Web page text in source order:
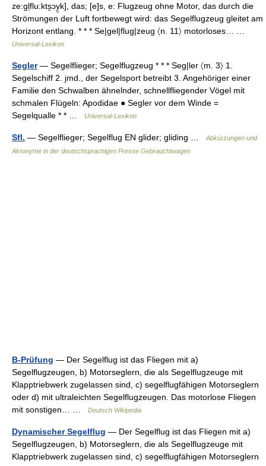
ze:gl̩flu:kts̮ɔy̮k], das; [e]s, e: Flugzeug ohne Motor, das durch die
Strömungen der Luft fortbewegt wird: das Segelflugzeug gleitet am
Horizont entlang. * * * Se|gel|flug|zeug 〈n. 11〉 motorloses… …
Universal-Lexikon
Segler— Segelflieger; Segelflugzeug * * * Seg|ler 〈m. 3〉 1.
Segelschiff 2. jmd., der Segelsport betreibt 3. Angehöriger einer
Familie den Schwalben ähnelnder, schnellfliegender Vögel mit
schmalen Flügeln: Apodidae ● Segler vor dem Winde =
Segelqualle * * …
Universal-Lexikon
Sfl. — Segelflieger; Segelflug EN glider; gliding …
Abkürzungen und
Akronyme in der deutschsprachigen Presse Gebrauchtwagen
B-Prüfung — Der Segelflug ist das Fliegen mit a)
Segelflugzeugen, b) Motorseglern, die als Segelflugzeuge mit
Klapptriebwerk zugelassen sind, c) segelflugfähigen Motorseglern
oder d) mit ultraleichten Segelflugzeugen. Das motorlose Fliegen
mit sonstigen… …
Deutsch Wikipedia
Dynamischer Segelflug — Der Segelflug ist das Fliegen mit a)
Segelflugzeugen, b) Motorseglern, die als Segelflugzeuge mit
Klapptriebwerk zugelassen sind, c) segelflugfähigen Motorseglern